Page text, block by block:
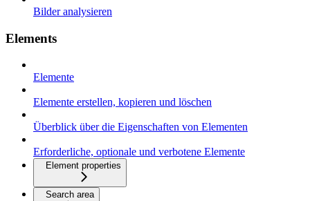
Bilder analysieren
Elements
Elemente
Elemente erstellen, kopieren und löschen
Überblick über die Eigenschaften von Elementen
Erforderliche, optionale und verbotene Elemente
Element properties
Search area